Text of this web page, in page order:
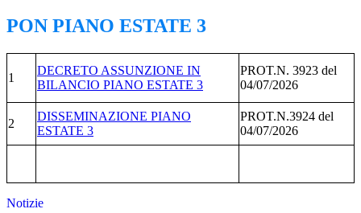
PON PIANO ESTATE 3
1
DECRETO ASSUNZIONE IN
BILANCIO PIANO ESTATE 3
PROT.N. 3923 del
04/07/2026
2
DISSEMINAZIONE PIANO
ESTATE 3
PROT.N.3924 del
04/07/2026
Notizie